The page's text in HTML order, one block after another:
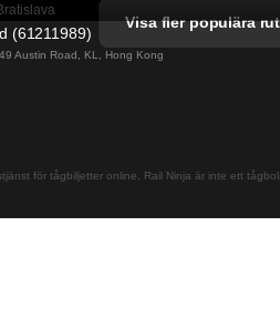
Tåg
Tåg
Visa fler populära
(61211989)
Austin Road, KL, Hong Kong
för tågbiljetter online. Rail Ninja är inte ett